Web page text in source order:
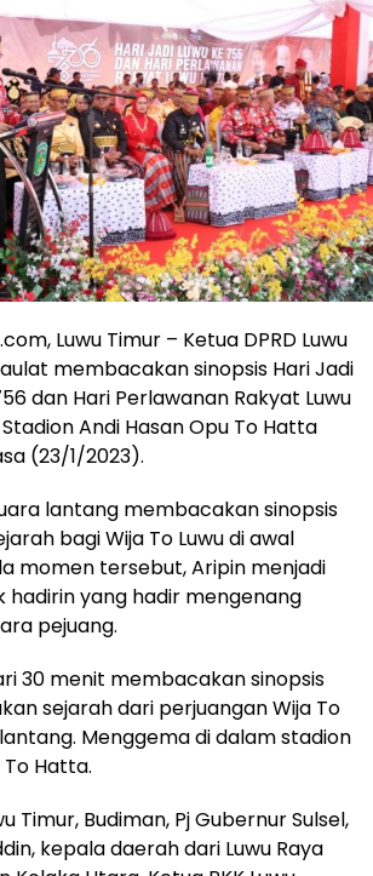
Luwu Timur – Ketua DPRD Luwu
membacakan sinopsis Hari Jadi
dan Hari Perlawanan Rakyat Luwu
Andi Hasan Opu To Hatta
(23/1/2023).
lantang membacakan sinopsis
bagi Wija To Luwu di awal
momen tersebut, Aripin menjadi
hadirin yang hadir mengenang
pejuang.
30 menit membacakan sinopsis
sejarah dari perjuangan Wija To
Menggema di dalam stadion
Hatta.
Timur, Budiman, Pj Gubernur Sulsel,
kepala daerah dari Luwu Raya